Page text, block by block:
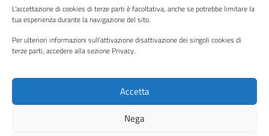
L'accettazione di cookies di terze parti è facoltativa, anche se potrebbe limitare la
tua esperienza durante la navigazione del sito.
Per ulteriori informazioni sull'attivazione disattivazione dei singoli cookies di
terze parti, accedere alla sezione Privacy.
Accetta
Nega
Piano di miglioramento del sito
Instagram